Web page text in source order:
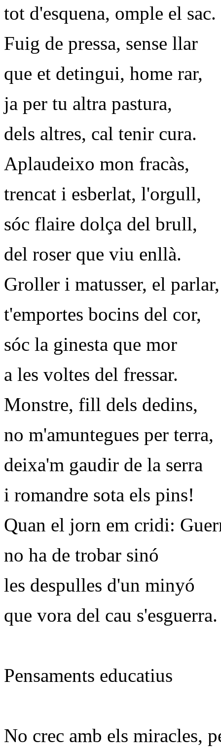
tot d'esquena, omple el sac.
Fuig de pressa, sense llar
que et detingui, home rar,
ja per tu altra pastura,
dels altres, cal tenir cura.
Aplaudeixo mon fracàs,
trencat i esberlat, l'orgull,
sóc flaire dolça del brull,
del roser que viu enllà.
Groller i matusser, el parlar,
t'emportes bocins del cor,
sóc la ginesta que mor
a les voltes del fressar.
Monstre, fill dels dedins,
no m'amuntegues per terra,
deixa'm gaudir de la serra
i romandre sota els pins!
Quan el jorn em cridi:
no ha de trobar sinó
les despulles d'un minyó
que vora del cau s'esguerra.
Pensaments educatius
No crec amb els miracles,